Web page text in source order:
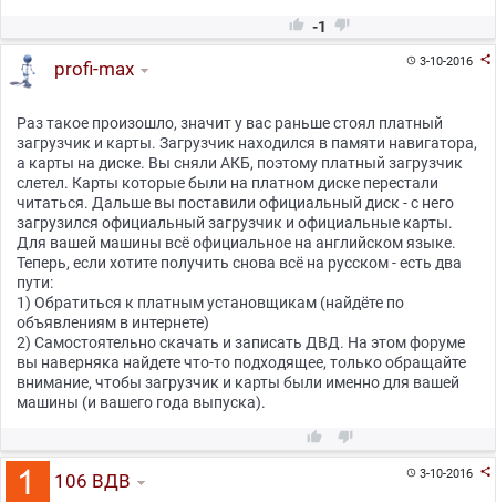
 -1 
3-10-2016 
profi-max
Раз такое произошло, значит у вас раньше стоял платный
загрузчик и карты. Загрузчик находился в памяти навигатора,
а карты на диске. Вы сняли АКБ, поэтому платный загрузчик
слетел. Карты которые были на платном диске перестали
читаться. Дальше вы поставили официальный диск - с него
загрузился официальный загрузчик и официальные карты.
Для вашей машины всё официальное на английском языке.
Теперь, если хотите получить снова всё на русском - есть два
пути:
1) Обратиться к платным установщикам (найдёте по
объявлениям в интернете)
2) Самостоятельно скачать и записать ДВД. На этом форуме
вы наверняка найдете что-то подходящее, только обращайте
внимание, чтобы загрузчик и карты были именно для вашей
машины (и вашего года выпуска).
 
3-10-2016 
106 ВДВ